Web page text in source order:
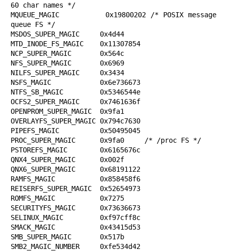
60 char names */
MQUEUE_MAGIC          0x19800202 /* POSIX message
queue FS */
MSDOS_SUPER_MAGIC     0x4d44
MTD_INODE_FS_MAGIC    0x11307854
NCP_SUPER_MAGIC       0x564c
NFS_SUPER_MAGIC       0x6969
NILFS_SUPER_MAGIC     0x3434
NSFS_MAGIC            0x6e736673
NTFS_SB_MAGIC         0x5346544e
OCFS2_SUPER_MAGIC     0x7461636f
OPENPROM_SUPER_MAGIC  0x9fa1
OVERLAYFS_SUPER_MAGIC 0x794c7630
PIPEFS_MAGIC          0x50495045
PROC_SUPER_MAGIC      0x9fa0     /* /proc FS */
PSTOREFS_MAGIC        0x6165676c
QNX4_SUPER_MAGIC      0x002f
QNX6_SUPER_MAGIC      0x68191122
RAMFS_MAGIC           0x858458f6
REISERFS_SUPER_MAGIC  0x52654973
ROMFS_MAGIC           0x7275
SECURITYFS_MAGIC      0x73636673
SELINUX_MAGIC         0xf97cff8c
SMACK_MAGIC           0x43415d53
SMB_SUPER_MAGIC       0x517b
SMB2_MAGIC_NUMBER     0xfe534d42